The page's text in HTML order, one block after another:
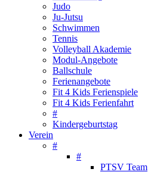
Judo
Ju-Jutsu
Schwimmen
Tennis
Volleyball Akademie
Modul-Angebote
Ballschule
Ferienangebote
Fit 4 Kids Ferienspiele
Fit 4 Kids Ferienfahrt
#
Kindergeburtstag
Verein
#
#
PTSV Team